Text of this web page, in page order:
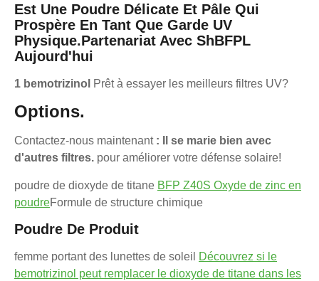
Est Une Poudre Délicate Et Pâle Qui
Prospère En Tant Que Garde UV
Physique.Partenariat Avec ShBFPL
Aujourd'hui
1 bemotrizinol Prêt à essayer les meilleurs filtres UV?
Options.
Contactez-nous maintenant : Il se marie bien avec
d'autres filtres. pour améliorer votre défense solaire!
poudre de dioxyde de titane BFP Z40S Oxyde de zinc en
poudreFormule de structure chimique
Poudre De Produit
femme portant des lunettes de soleil
Découvrez si le
bemotrizinol peut remplacer le dioxyde de titane dans les